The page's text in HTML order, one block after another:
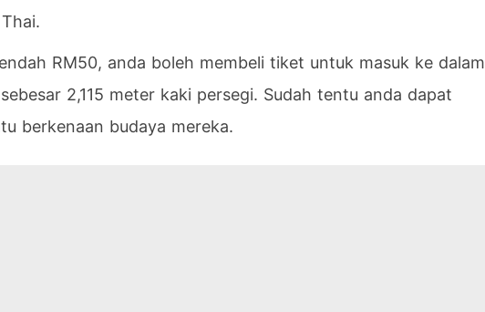
RM50, anda boleh membeli tiket untuk masuk ke dalam
2,115 meter kaki persegi. Sudah tentu anda dapat
berkenaan budaya mereka.